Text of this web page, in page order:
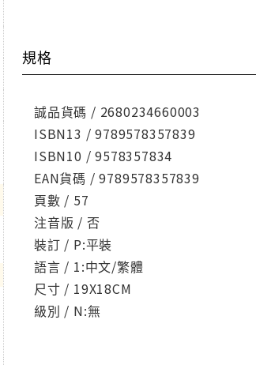
規格
誠品貨碼 / 2680234660003
ISBN13 / 9789578357839
ISBN10 / 9578357834
EAN貨碼 / 9789578357839
頁數 / 57
注音版 / 否
裝訂 / P:平裝
語言 / 1:中文/繁體
尺寸 / 19X18CM
級別 / N:無